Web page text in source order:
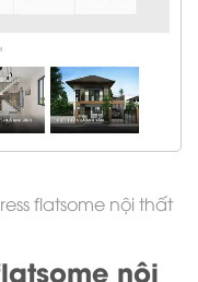
flatsome nội thất
nội